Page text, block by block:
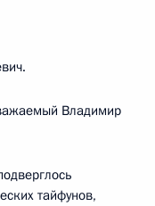
Владимир
тайфунов,